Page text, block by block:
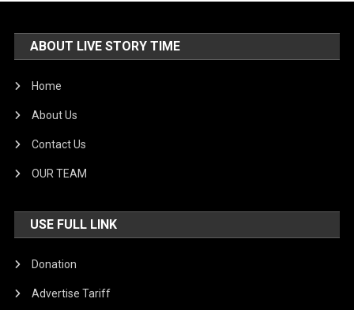
ABOUT LIVE STORY TIME
Home
About Us
Contact Us
OUR TEAM
USE FULL LINK
Donation
Advertise Tariff